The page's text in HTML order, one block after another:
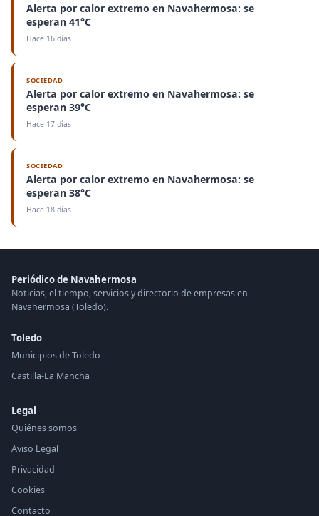
Alerta por calor extremo en Navahermosa: se
esperan 41°C
Hace 16 días
SOCIEDAD
Alerta por calor extremo en Navahermosa: se
esperan 39°C
Hace 17 días
SOCIEDAD
Alerta por calor extremo en Navahermosa: se
esperan 38°C
Hace 18 días
Periódico de Navahermosa
Noticias, el tiempo, servicios y directorio de empresas en
Navahermosa (Toledo).
Toledo
Municipios de Toledo
Castilla-La Mancha
Legal
Quiénes somos
Aviso Legal
Privacidad
Cookies
Contacto